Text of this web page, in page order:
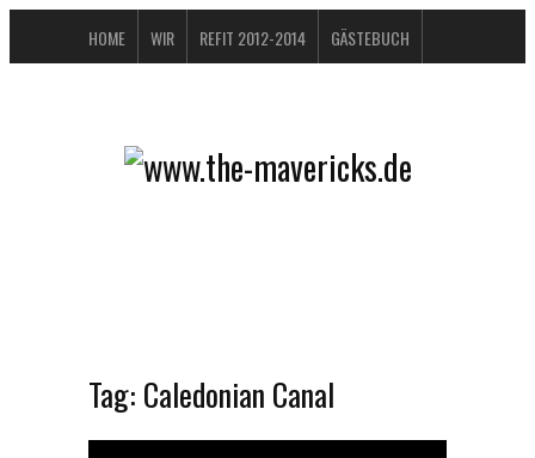
HOME WIR REFIT 2012-2014 GÄSTEBUCH
DATENSCHUTZERKLÄRUNG
Tag: Caledonian Canal